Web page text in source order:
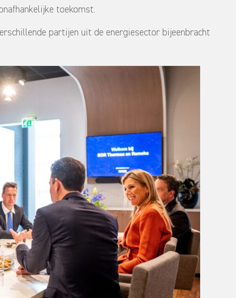
toekomst.
partijen uit de energiesector bijeenbracht